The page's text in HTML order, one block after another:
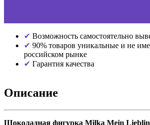
Возможность самостоятельно
90% товаров уникальные и не
российском рынке
Гарантия качества
Описание
Шоколадная фигурка Milka Mein